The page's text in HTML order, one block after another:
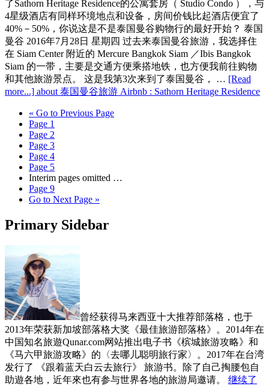
了Sathorn Heritage Residence的公寓套房（ Studio Condo ），与
4星级酒店有同样环境地点和设备，房间价钱比起酒店便宜了
40%－50%，你说这是不是泰国曼谷购物行的最好开始？ 泰国
曼谷 2016年7月28日 星期四 过去来泰国曼谷旅游，我选择住
在 Siam Center 附近的 Mercure Bangkok Siam ／Ibis Bangkok
Siam 的一带，主要是交通方便乘搭地铁，也方便我前往购物
和其他旅游景点。 这是我第3次来到了泰国曼谷， … [Read
more...] about 泰国曼谷旅游 Airbnb : Sathorn Heritage Residence
« Go to Previous Page
Page 1
Page 2
Page 3
Page 4
Page 5
Interim pages omitted …
Page 9
Go to Next Page »
Primary Sidebar
曾经获得马来西亚十大推荐部落格，也于
2013年荣获新加坡部落格大奖《最佳旅游部落格》。2014年在
中国知名旅遊Qunar.com网站推出电子书《槟城旅游攻略》和
《马六甲旅游攻略》的〈去哪儿聪明旅行家〉。2017年在台湾
发行了 《跟着蓝天白云去旅行》 旅游书。除了自己掏腰包自
助遊各地，近年來也有参与世界各地的旅游局邀请。 继续了